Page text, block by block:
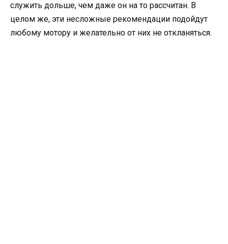
служить дольше, чем даже он на то рассчитан. В
целом же, эти несложные рекомендации подойдут
любому мотору и желательно от них не откланяться.